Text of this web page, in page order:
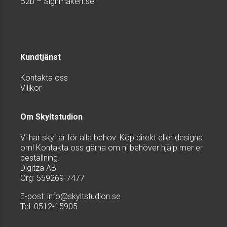
Kundtjänst
Kontakta oss
Villkor
Om Skyltstudion
Vi har skyltar för alla behov. Köp direkt eller designa
om! Kontakta oss gärna om ni behöver hjälp mer er
beställning.
Digitza AB
Org: 559269-7477
E-post: info@skyltstudion.se
Tel: 0512-15905